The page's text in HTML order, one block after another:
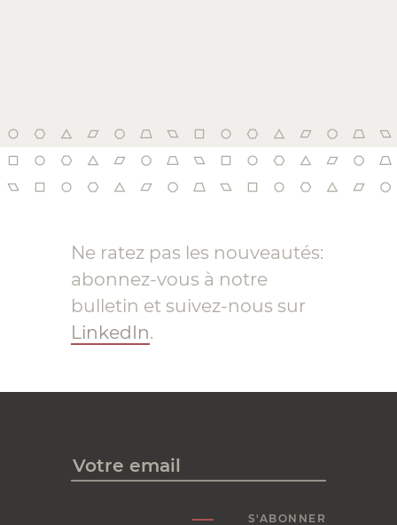
Ne ratez pas les nouveautés:
abonnez-vous à notre
bulletin et suivez-nous sur
LinkedIn.
S'ABONNER